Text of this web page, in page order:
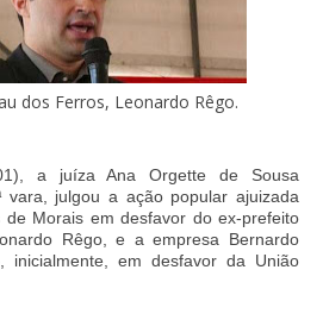
dos Ferros, Leonardo Rêgo.
a juíza Ana Orgette de Sousa
vara, julgou a ação popular ajuizada
de Morais em desfavor do ex-prefeito
Rêgo, e a empresa Bernardo
inicialmente, em desfavor da União